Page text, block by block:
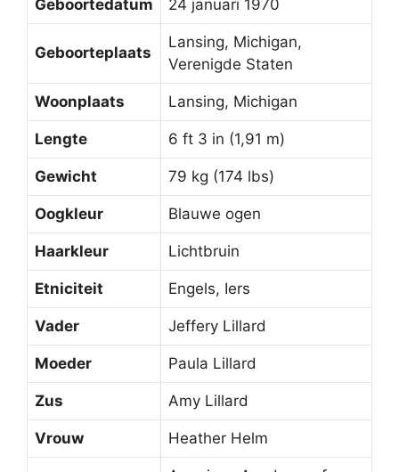
Geboortedatum 24 januari 1970
Geboorteplaats
Lansing, Michigan,
Verenigde Staten
Woonplaats Lansing, Michigan
Lengte 6 ft 3 in (1,91 m)
Gewicht 79 kg (174 lbs)
Oogkleur Blauwe ogen
Haarkleur Lichtbruin
Etniciteit Engels, Iers
Vader Jeffery Lillard
Moeder Paula Lillard
Zus Amy Lillard
Vrouw Heather Helm